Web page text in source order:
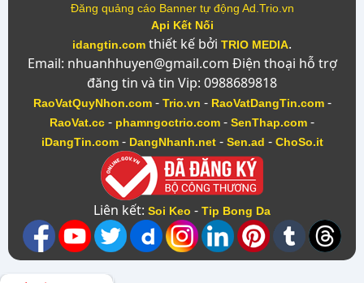
Đăng quảng cáo Banner tự động Ad.Trio.vn
Api Kết Nối
idangtin.com thiết kế bởi TRIO MEDIA.
Email: nhuanhhuyen@gmail.com Điện thoại hỗ trợ
đăng tin và tin Vip: 0988689818
RaoVatQuyNhon.com- Trio.vn - RaoVatDangTin.com-
RaoVat.cc - phamngoctrio.com - SenThap.com -
iDangTin.com- DangNhanh.net- Sen.ad - ChoSo.it
Liên kết: Soi Keo - Tip Bong Da